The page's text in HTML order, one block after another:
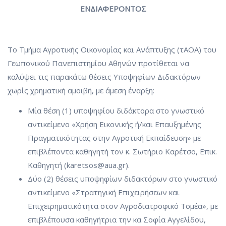
ΕΝΔΙΑΦΕΡΟΝΤΟΣ
Το Τμήμα Αγροτικής Οικονομίας και Ανάπτυξης (τΑΟΑ) του
Γεωπονικού Πανεπιστημίου Αθηνών προτίθεται να
καλύψει τις παρακάτω θέσεις Υποψηφίων Διδακτόρων
χωρίς χρηματική αμοιβή, με άμεση έναρξη:
Μία θέση (1) υποψηφίου διδάκτορα στο γνωστικό
αντικείμενο «Χρήση Εικονικής ή/και Επαυξημένης
Πραγματικότητας στην Αγροτική Εκπαίδευση» με
επιβλέποντα καθηγητή τον κ. Σωτήριο Καρέτσο, Επικ.
Καθηγητή (karetsos@aua.gr).
Δύο (2) θέσεις υποψηφίων διδακτόρων στο γνωστικό
αντικείμενο «Στρατηγική Επιχειρήσεων και
Επιχειρηματικότητα στον Αγροδιατροφικό Τομέα», με
επιβλέπουσα καθηγήτρια την κα Σοφία Αγγελίδου,